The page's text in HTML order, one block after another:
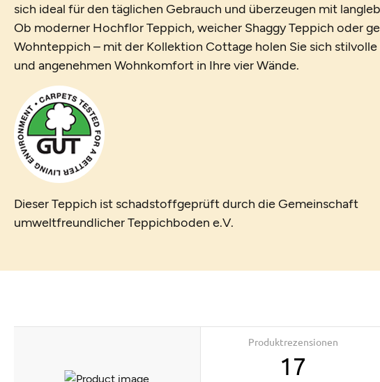
sich ideal für den täglichen Gebrauch und überzeugen mit
Ob moderner Hochflor Teppich, weicher Shaggy Teppich oder
Wohnteppich – mit der Kollektion Cottage holen Sie sich
und angenehmen Wohnkomfort in Ihre vier Wände.
Dieser Teppich ist schadstoffgeprüft durch die Gemeinschaft
umweltfreundlicher Teppichboden e.V.
Produktrezensionen
17